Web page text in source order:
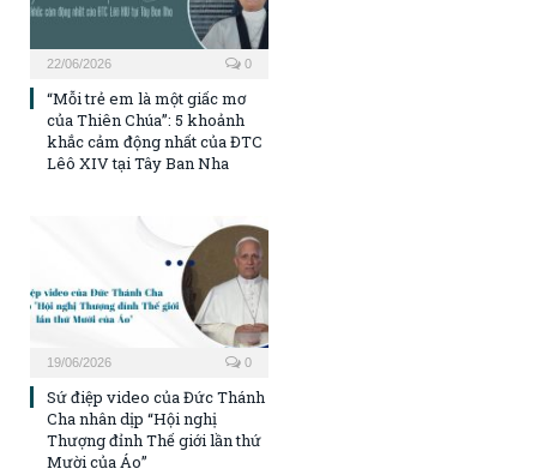
22/06/2026 0
“Mỗi trẻ em là một giấc mơ
của Thiên Chúa”: 5 khoảnh
khắc cảm động nhất của ĐTC
Lêô XIV tại Tây Ban Nha
19/06/2026 0
Sứ điệp video của Đức Thánh
Cha nhân dịp “Hội nghị
Thượng đỉnh Thế giới lần thứ
Mười của Áo”